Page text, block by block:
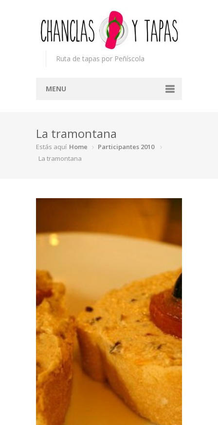
Ruta de tapas por Peñíscola
MENU
Concurso
Participantes
Prensa
La tramontana
Estás aquí Home
Participantes 2010
La tramontana